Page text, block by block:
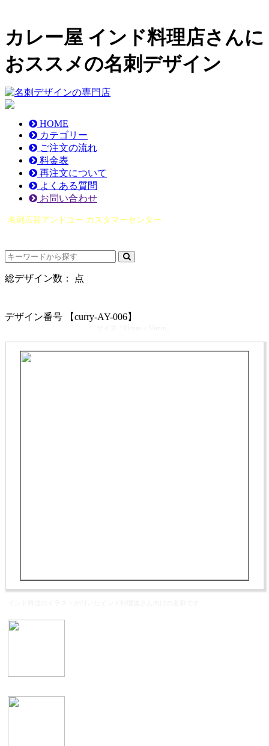
カレー屋 インド料理店さんに
おススメの名刺デザイン
HOME
カテゴリー
ご注文の流れ
料金表
再注文について
よくある質問
お問い合わせ
名刺広芸アンドユー カスタマーセンター
総デザイン数： 点
デザイン番号 【curry-AY-006】